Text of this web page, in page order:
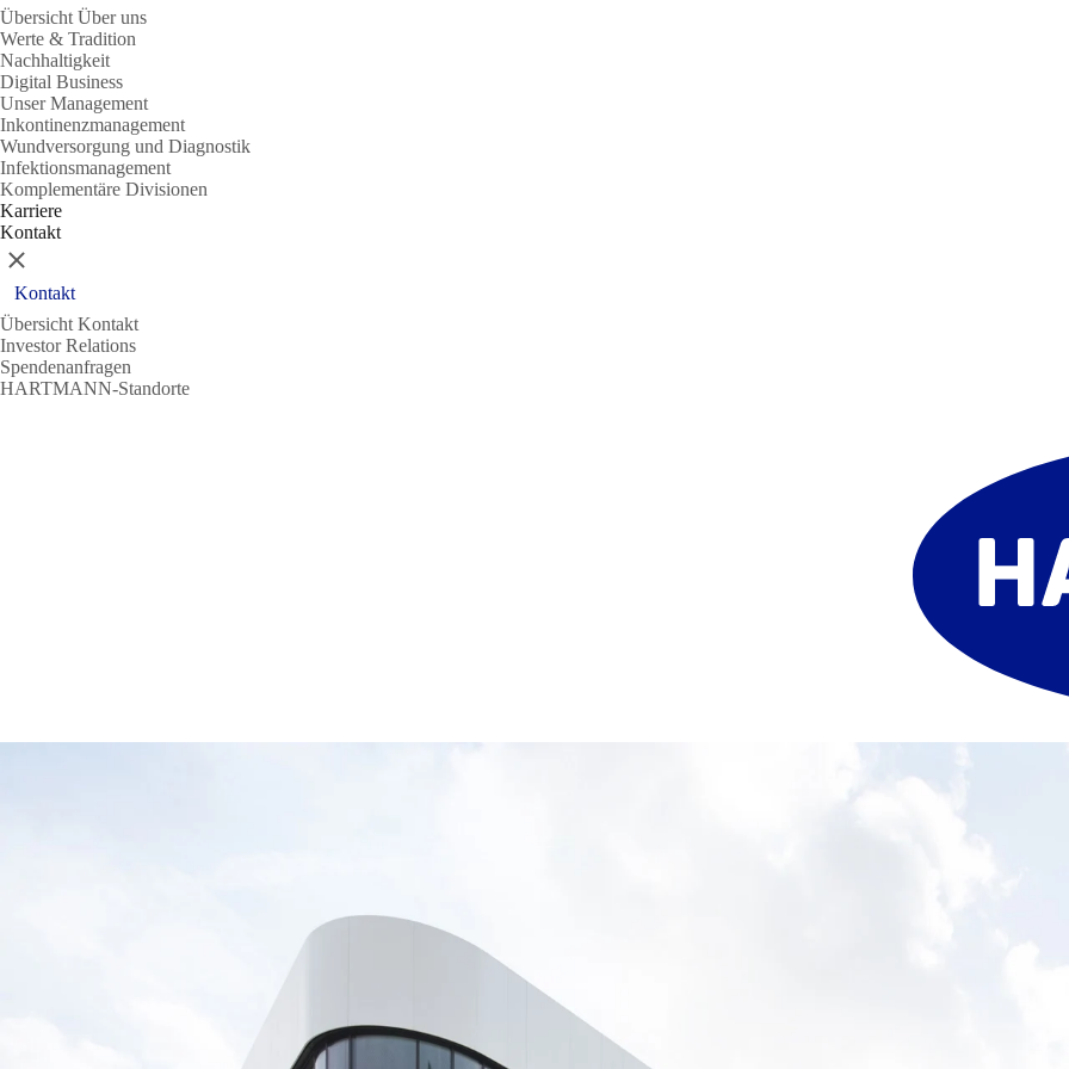
Übersicht Über uns
Werte & Tradition
Nachhaltigkeit
Digital Business
Unser Management
Inkontinenzmanagement
Wundversorgung und Diagnostik
Infektionsmanagement
Komplementäre Divisionen
Karriere
Kontakt
Schließen
Kontakt
Übersicht Kontakt
Investor Relations
Spendenanfragen
HARTMANN-Standorte